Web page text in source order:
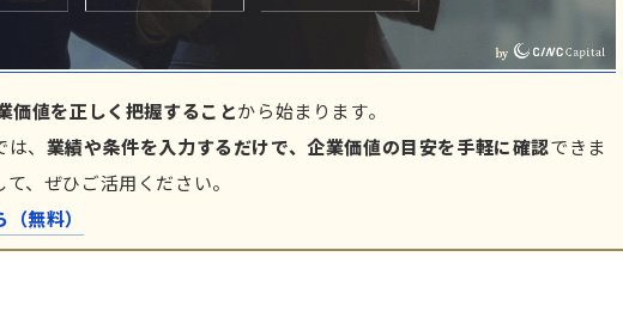
価値を正しく把握することから始まります。
、 業績や条件を入力するだけで、企業価値の目安を手軽に確認できま
、ぜひご活用ください。
無料）